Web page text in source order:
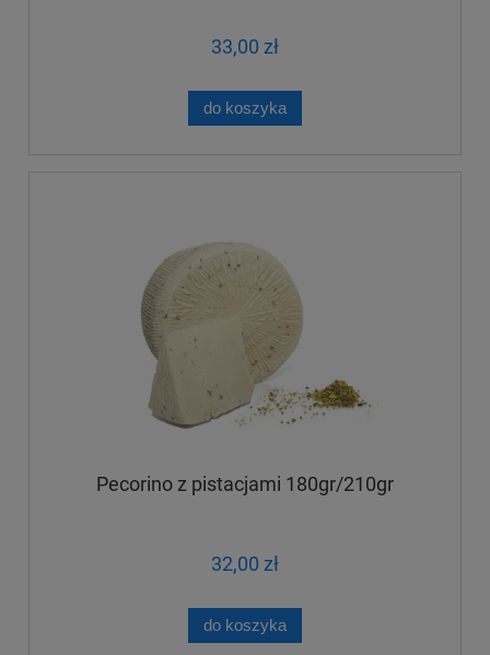
33,00 zł
do koszyka
Pecorino z pistacjami 180gr/210gr
32,00 zł
do koszyka